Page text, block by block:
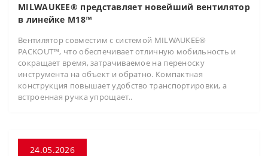
MILWAUKEE® представляет новейший вентилятор
в линейке M18™
Вентилятор совместим с системой MILWAUKEE®
PACKOUT™, что обеспечивает отличную мобильность и
сокращает время, затрачиваемое на переноску
инструмента на объект и обратно. Компактная
конструкция повышает удобство транспортировки, а
встроенная ручка упрощает..
24.05.2026